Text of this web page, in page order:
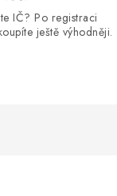
IČ? Po registraci
ještě výhodněji.